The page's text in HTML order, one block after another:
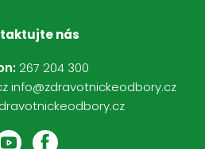
nás
267 204 300
info@zdravotnickeodbory.cz